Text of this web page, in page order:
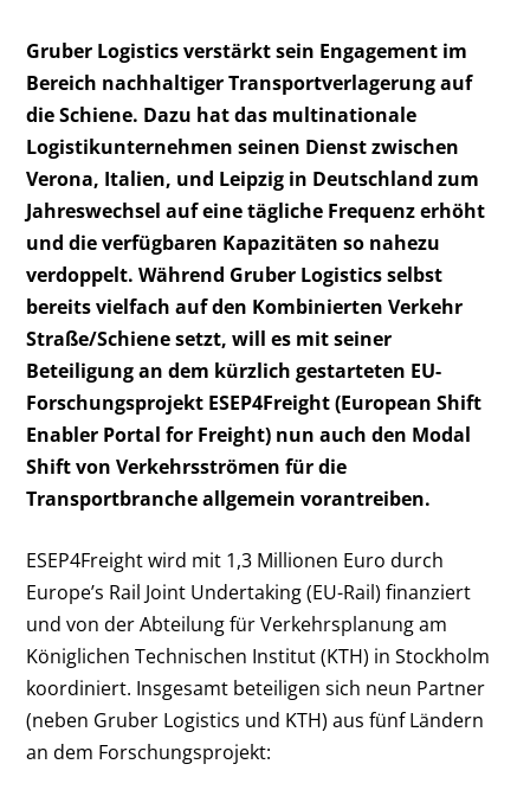
Gruber Logistics verstärkt sein Engagement im
Bereich nachhaltiger Transportverlagerung auf
die Schiene. Dazu hat das multinationale
Logistikunternehmen seinen Dienst zwischen
Verona, Italien, und Leipzig in Deutschland zum
Jahreswechsel auf eine tägliche Frequenz erhöht
und die verfügbaren Kapazitäten so nahezu
verdoppelt. Während Gruber Logistics selbst
bereits vielfach auf den Kombinierten Verkehr
Straße/Schiene setzt, will es mit seiner
Beteiligung an dem kürzlich gestarteten EU-
Forschungsprojekt ESEP4Freight (European Shift
Enabler Portal for Freight) nun auch den Modal
Shift von Verkehrsströmen für die
Transportbranche allgemein vorantreiben.
ESEP4Freight wird mit 1,3 Millionen Euro durch
Europe’s Rail Joint Undertaking (EU-Rail) finanziert
und von der Abteilung für Verkehrsplanung am
Königlichen Technischen Institut (KTH) in Stockholm
koordiniert. Insgesamt beteiligen sich neun Partner
(neben Gruber Logistics und KTH) aus fünf Ländern
an dem Forschungsprojekt: